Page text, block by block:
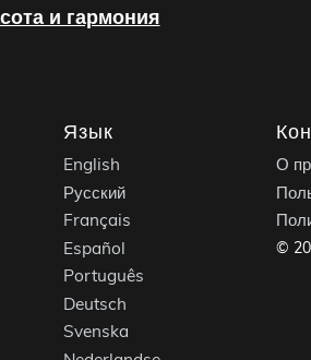
и гармония
Язык
English
Русский
Français
Español
Português
Deutsch
Svenska
О
©